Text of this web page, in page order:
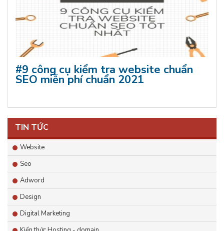
#9 công cụ kiểm tra website chuẩn
SEO miễn phí chuẩn 2021
TIN TỨC
Website
Seo
Adword
Design
Digital Marketing